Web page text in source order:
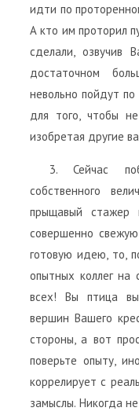
идти по
А кто им проторил
сделали, озвучив
достаточном
невольно пойдут
для того, чтобы
изобретая другие
3. Сейчас
собственного
прыщавый стажер
совершенно
готовую идею, то,
опытных коллег на
всех! Вы птица
вершин Вашего
стороны, а вот
поверьте опыту,
коррелирует с
замыслы. Никогда